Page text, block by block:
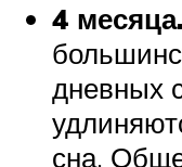
4 месяца.
дневных
сна.